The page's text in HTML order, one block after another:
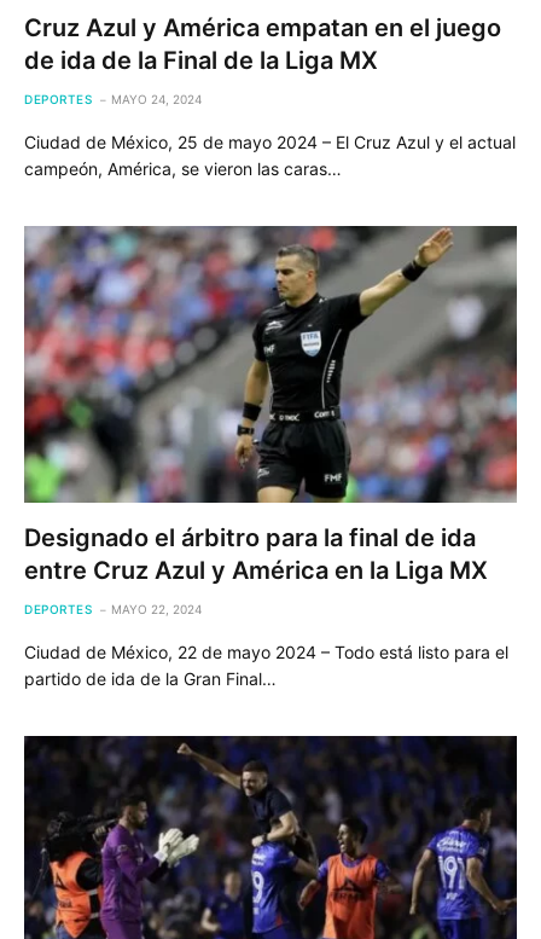
Cruz Azul y América empatan en el juego
de ida de la Final de la Liga MX
DEPORTES MAYO 24, 2024
Ciudad de México, 25 de mayo 2024 – El Cruz Azul y el actual
campeón, América, se vieron las caras…
Designado el árbitro para la final de ida
entre Cruz Azul y América en la Liga MX
DEPORTES MAYO 22, 2024
Ciudad de México, 22 de mayo 2024 – Todo está listo para el
partido de ida de la Gran Final…